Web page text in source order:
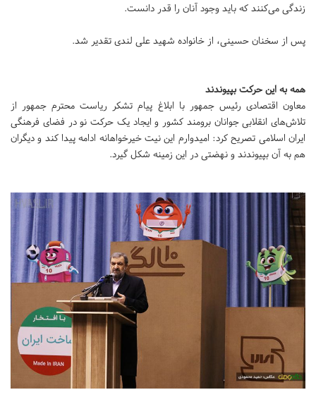
زندگی می‌کنند که باید وجود آنان را قدر دانست.
پس از سخنان حسینی، از خانواده شهید علی لندی تقدیر شد.
همه به این حرکت بپیوندند
معاون اقتصادی رئیس جمهور با ابلاغ پیام تشکر ریاست محترم جمهور از
تلاش‌های انقلابی جوانان برومند کشور و ایجاد یک حرکت نو در فضای فرهنگی
ایران اسلامی تصریح کرد: امیدوارم این نیت خیرخواهانه ادامه پیدا کند و دیگران
هم به آن بپیوندند و نهضتی در این زمینه شکل گیرد.